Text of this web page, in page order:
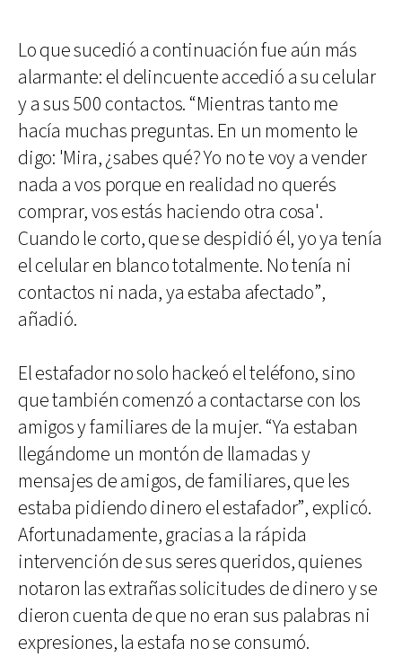
Lo que sucedió a continuación fue aún más
alarmante: el delincuente accedió a su celular
y a sus 500 contactos. “Mientras tanto me
hacía muchas preguntas. En un momento le
digo: 'Mira, ¿sabes qué? Yo no te voy a vender
nada a vos porque en realidad no querés
comprar, vos estás haciendo otra cosa'.
Cuando le corto, que se despidió él, yo ya tenía
el celular en blanco totalmente. No tenía ni
contactos ni nada, ya estaba afectado”,
añadió.
El estafador no solo hackeó el teléfono, sino
que también comenzó a contactarse con los
amigos y familiares de la mujer. “Ya estaban
llegándome un montón de llamadas y
mensajes de amigos, de familiares, que les
estaba pidiendo dinero el estafador”, explicó.
Afortunadamente, gracias a la rápida
intervención de sus seres queridos, quienes
notaron las extrañas solicitudes de dinero y se
dieron cuenta de que no eran sus palabras ni
expresiones, la estafa no se consumó.